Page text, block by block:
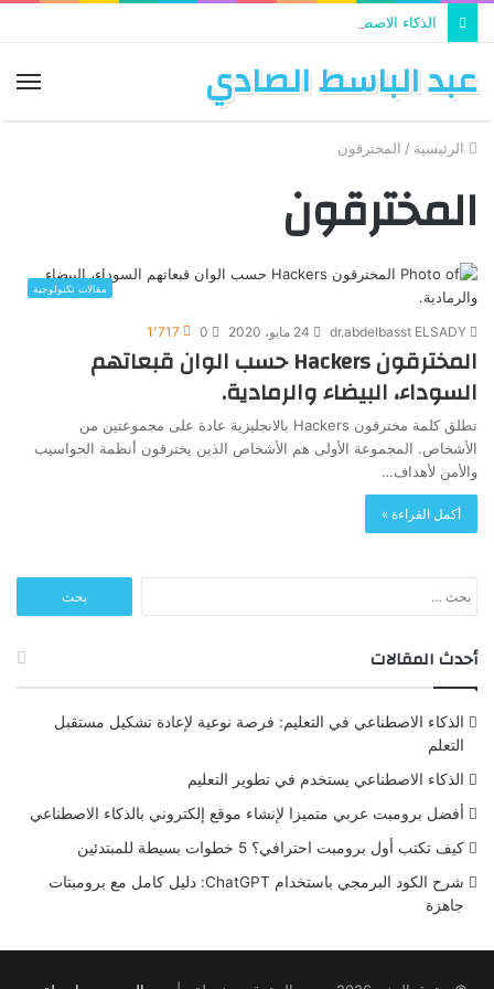
الذكاء الاصطناعي يستخدم في تطوير التعليم
عبد الباسط الصادي
الرئيسية / المخترقون
المخترقون
مقالات تكنولوجية
24 مايو، 2020 0 1٬717
المخترقون Hackers حسب الوان قبعاتهم
السوداء، البيضاء والرمادية.
تطلق كلمة مخترقون Hackers بالانجليزية عادة على مجموعتين من
الأشخاص. المجموعة الأولى هم الأشخاص الذين يخترقون أنظمة الحواسيب
والأمن لأهداف…
أكمل القراءة »
عن:
أحدث المقالات
الذكاء الاصطناعي في التعليم: فرصة نوعية لإعادة تشكيل مستقبل
التعلم
الذكاء الاصطناعي يستخدم في تطوير التعليم
أفضل برومبت عربي متميزا لإنشاء موقع إلكتروني بالذكاء الاصطناعي
كيف تكتب أول برومبت احترافي؟ 5 خطوات بسيطة للمبتدئين
شرح الكود البرمجي باستخدام ChatGPT: دليل كامل مع برومبتات
جاهزة